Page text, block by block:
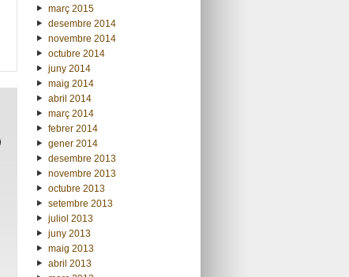
març 2015
desembre 2014
novembre 2014
octubre 2014
juny 2014
maig 2014
abril 2014
març 2014
febrer 2014
gener 2014
desembre 2013
novembre 2013
octubre 2013
setembre 2013
juliol 2013
juny 2013
maig 2013
abril 2013